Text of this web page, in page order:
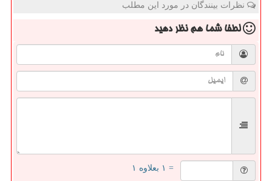
نظرات بینندگان در مورد این مطلب
لطفا شما همنظر دهید
= ۱ بعلاوه ۱